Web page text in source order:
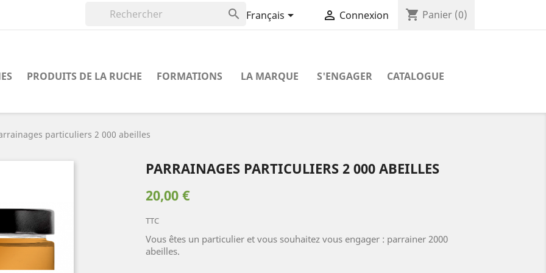
 Français  Connexion shopping_cart Panier (0)
PRODUITS DE LA RUCHE FORMATIONS LA MARQUE S'ENGAGER CATALOGUE
particuliers 2 000 abeilles
PARRAINAGES PARTICULIERS 2 000 ABEILLES
20,00 €
TTC
Vous êtes un particulier et vous souhaitez vous engager : parrainer 2000
abeilles.